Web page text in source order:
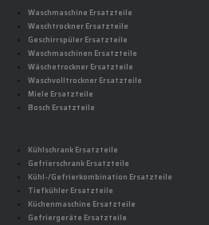
Waschmaschine Ersatzteile
Waschtrockner Ersatzteile
Geschirrspüler Ersatzteile
Waschmaschinen Ersatzteile
Wäschetrockner Ersatzteile
Waschvolltrockner Ersatzteile
Miele Ersatzteile
Bosch Ersatzteile
Kühlschrank Ersatzteile
Gefrierschrank Ersatzteile
Kühl-/Gefrierkombination Ersatzteile
Tiefkühler Ersatzteile
Küchenmaschine Ersatzteile
Gefriergeräte Ersatzteile